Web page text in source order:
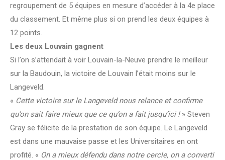
regroupement de 5 équipes en mesure d’accéder à la 4e place
du classement. Et même plus si on prend les deux équipes à
12 points.
Les deux Louvain gagnent
Si l’on s’attendait à voir Louvain-la-Neuve prendre le meilleur
sur la Baudouin, la victoire de Louvain l’était moins sur le
Langeveld.
« Cette victoire sur le Langeveld nous relance et confirme
qu’on sait faire mieux que ce qu’on a fait jusqu’ici !» Steven
Gray se félicite de la prestation de son équipe. Le Langeveld
est dans une mauvaise passe et les Universitaires en ont
profité. « On a mieux défendu dans notre cercle, on a converti